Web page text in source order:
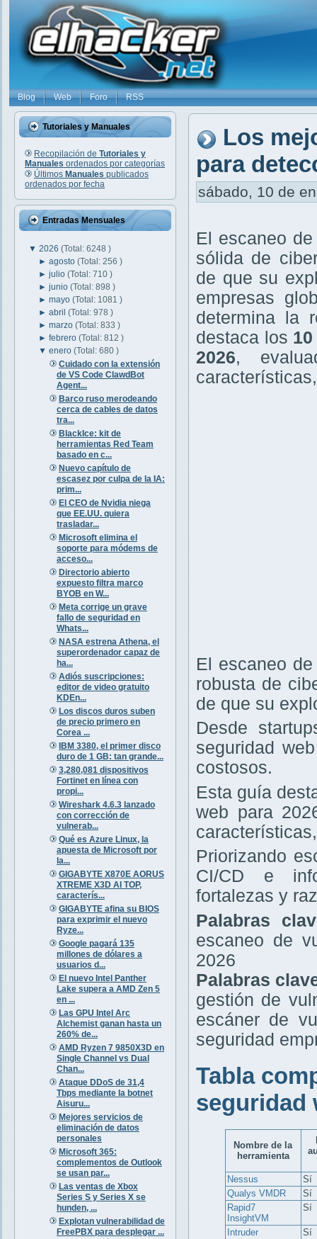
Blog Web Foro RSS
Tutoriales y Manuales
Recopilación de Tutoriales y
Manuales ordenados por categorías
Últimos Manuales publicados
ordenados por fecha
Entradas Mensuales
▼ 2026 (Total: 6248 )
►agosto(Total: 256 )
►julio(Total: 710 )
►junio(Total: 898 )
►mayo(Total: 1081 )
►abril(Total: 978 )
►marzo(Total: 833 )
►febrero(Total: 812 )
▼enero(Total: 680 )
Cuidado con la extensión
de VS Code ClawdBot
Agent...
Barco ruso merodeando
cerca de cables de datos
tra...
BlackIce: kit de
herramientas Red Team
basado en c...
Nuevo capítulo de
escasez por culpa de la IA:
prim...
El CEO de Nvidia niega
que EE.UU. quiera
trasladar...
Microsoft elimina el
soporte para módems de
acceso...
Directorio abierto
expuesto filtra marco
BYOB en W...
Meta corrige un grave
fallo de seguridad en
Whats...
NASA estrena Athena, el
superordenador capaz de
ha...
Adiós suscripciones:
editor de video gratuito
KDEn...
Los discos duros suben
de precio primero en
Corea ...
IBM 3380, el primer disco
duro de 1 GB: tan grande...
3,280,081 dispositivos
Fortinet en línea con
propi...
Wireshark 4.6.3 lanzado
con corrección de
vulnerab...
Qué es Azure Linux, la
apuesta de Microsoft por
la...
GIGABYTE X870E AORUS
XTREME X3D AI TOP,
caracterís...
GIGABYTE afina su BIOS
para exprimir el nuevo
Ryze...
Google pagará 135
millones de dólares a
usuarios d...
El nuevo Intel Panther
Lake supera a AMD Zen 5
en ...
Las GPU Intel Arc
Alchemist ganan hasta un
260% de...
AMD Ryzen 7 9850X3D en
Single Channel vs Dual
Chan...
Ataque DDoS de 31,4
Tbps mediante la botnet
Aisuru...
Mejores servicios de
eliminación de datos
personales
Microsoft 365:
complementos de Outlook
se usan par...
Las ventas de Xbox
Series S y Series X se
hunden, ...
Explotan vulnerabilidad de
FreePBX para desplegar ...
Los
para
sábado, 10 de
El escaneo
sólida de
de que su
empresas
determina la
destaca los
2026,
El escaneo
robusta de
de que su
Desde
seguridad
costosos.
Esta guía
web para
Priorizando
CI/CD e
fortalezas y
Palabras
escaneo de
2026
Palabras
gestión de
escáner de
seguridad
Tabla
seguridad
Nombre de la
herramienta
Nessus
Sí
Qualys VMDR
Sí
Rapid7
InsightVM
Sí
Intruder
Sí